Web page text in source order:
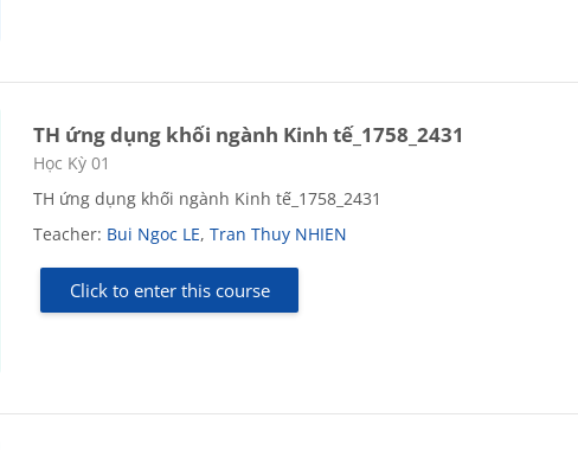
TH ứng dụng khối ngành Kinh tế_1758_2431
Course category
Học Kỳ 01
TH ứng dụng khối ngành Kinh tế_1758_2431
Teacher: Bui Ngoc LE,Tran Thuy NHIEN
Click to enter this course